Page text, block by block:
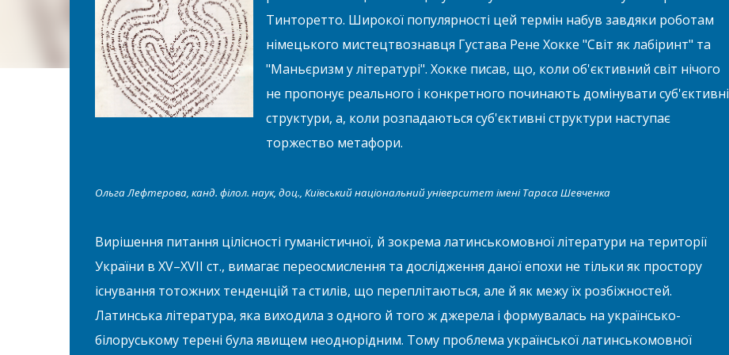
Тинторетто. Широкої популярності цей термін набув завдяки роботам
німецького мистецтвознавця Густава Рене Хокке "Світ як лабіринт" та
"Маньєризм у літературі". Хокке писав, що, коли об'єктивний світ нічого
не пропонує реального і конкретного починають домінувати суб'єктивні
структури, а, коли розпадаються суб'єктивні структури наступає
торжество метафори.
Ольга Лефтерова, канд. філол. наук, доц., Київський національний університет імені Тараса Шевченка
Вирішення питання цілісності гуманістичної, й зокрема латинськомовної літератури на території
України в ХV–ХVII ст., вимагає переосмислення та дослідження даної епохи не тільки як простору
існування тотожних тенденцій та стилів, що переплітаються, але й як межу їх розбіжностей.
Латинська література, яка виходила з одного й того ж джерела і формувалась на українсько-
білоруському терені була явищем неоднорідним. Тому проблема української латинськомовної